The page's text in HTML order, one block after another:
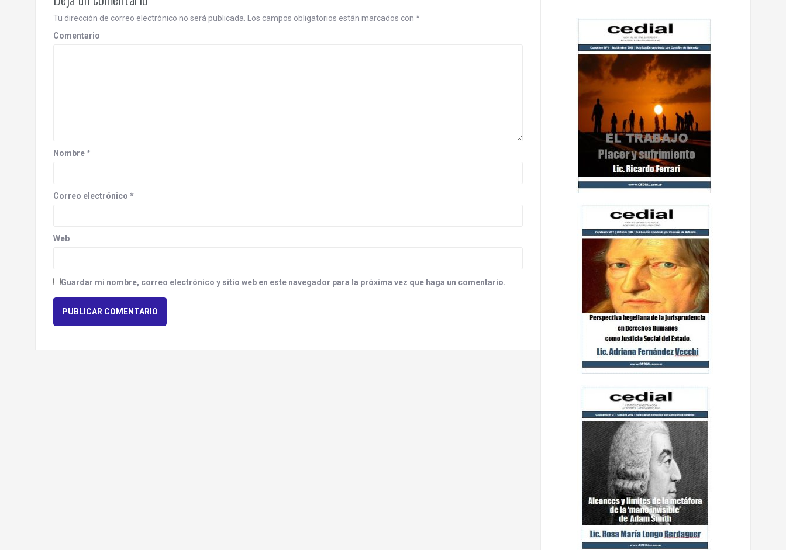
n
a
t
o
n
Tu dirección de correo electrónico no será publicada. Los campos obligatorios están marcados con *
Comentario
Nombre*
Correo electrónico *
Web
Guardar mi nombre, correo electrónico y sitio web en este navegador para la próxima vez que haga un comentario.